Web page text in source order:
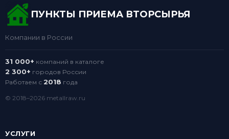
ПУНКТЫ ПРИЕМА ВТОРСЫРЬЯ
Компании в России
31 000+ компаний в каталоге
2 300+ городов России
Работаем с 2018 года
© 2018–2026 metallraw.ru
УСЛУГИ